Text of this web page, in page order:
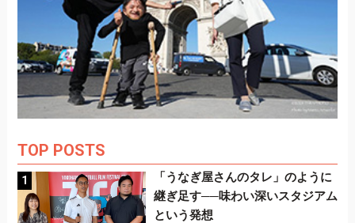
TOP POSTS
「うなぎ屋さんのタレ」のように
継ぎ足す──味わい深いスタジアム
という発想